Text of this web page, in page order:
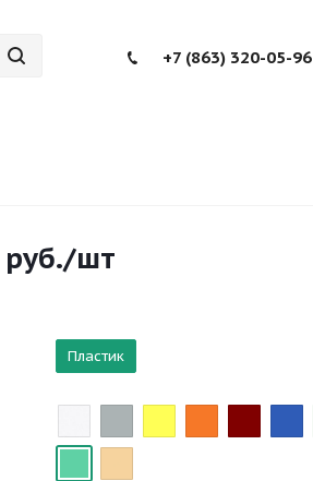
+7 (863) 320-05-96
/шт
Пластик